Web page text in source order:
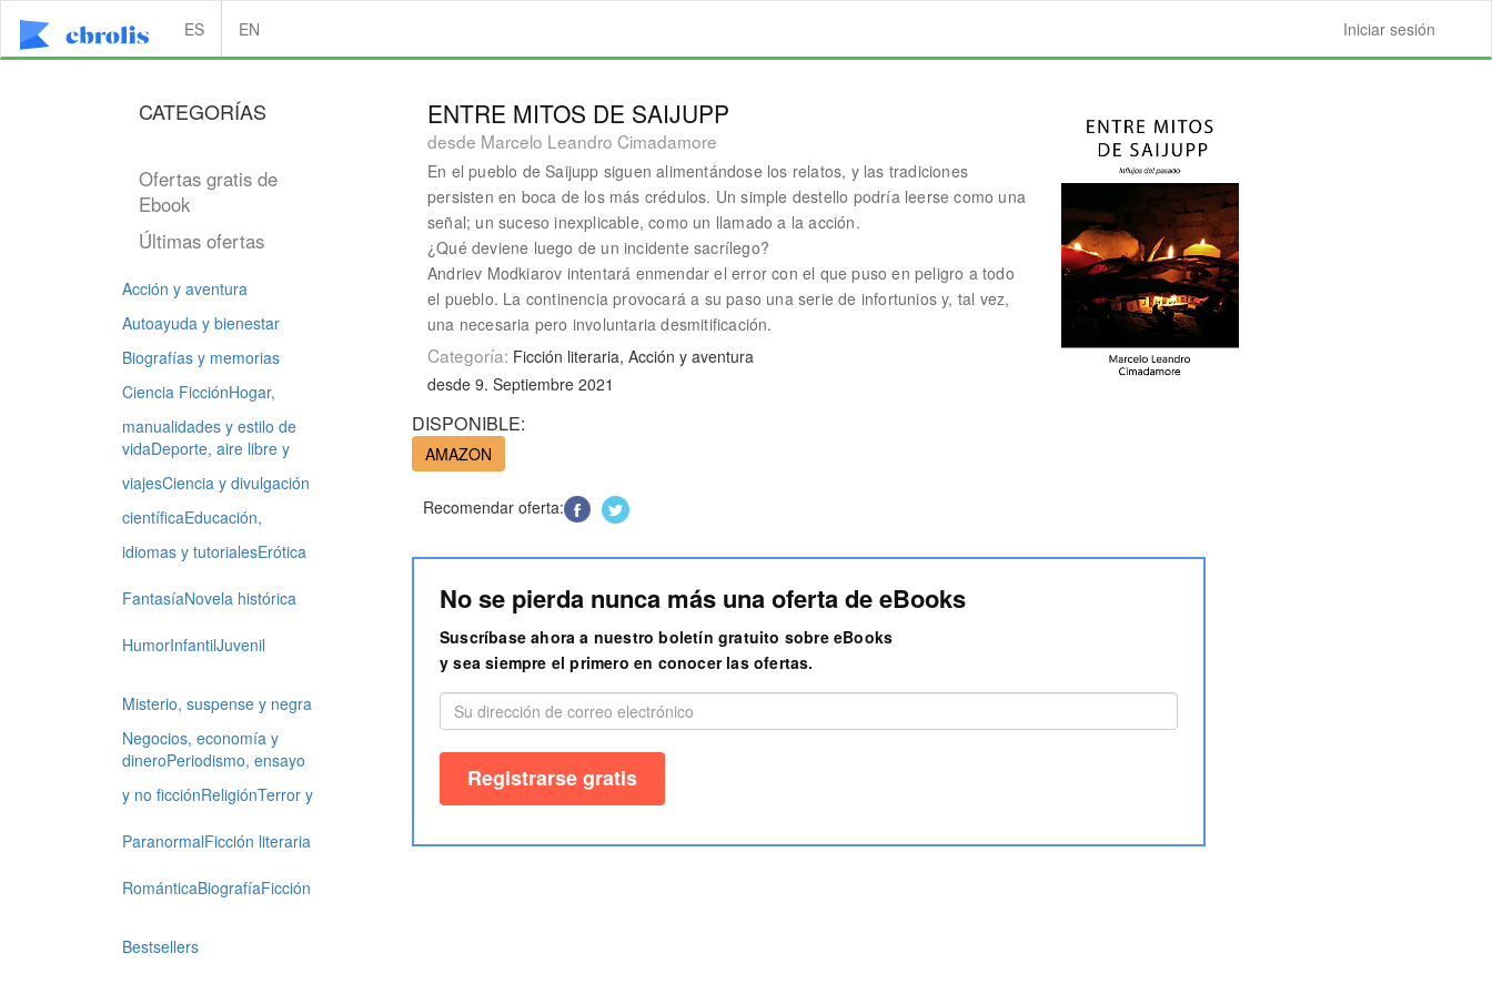
ES EN Iniciar sesión
CATEGORÍAS
Ofertas gratis de
Ebook
Últimas ofertas
Acción y aventura
Autoayuda y bienestar
Biografías y memorias
Ciencia FicciónHogar,
manualidades y estilo de
vidaDeporte, aire libre y
viajesCiencia y divulgación
científicaEducación,
idiomas y tutorialesErótica
FantasíaNovela histórica
HumorInfantilJuvenil
Misterio, suspense y negra
Negocios, economía y
dineroPeriodismo, ensayo
y no ficciónReligiónTerror y
ParanormalFicción literaria
RománticaBiografíaFicción
Bestsellers
ENTRE MITOS DE SAIJUPP
desde Marcelo Leandro Cimadamore
En el pueblo de Saijupp siguen alimentándose los relatos, y las tradiciones
persisten en boca de los más crédulos. Un simple destello podría leerse como una
señal; un suceso inexplicable, como un llamado a la acción.
¿Qué deviene luego de un incidente sacrílego?
Andriev Modkiarov intentará enmendar el error con el que puso en peligro a todo
el pueblo. La continencia provocará a su paso una serie de infortunios y, tal vez,
una necesaria pero involuntaria desmitificación.
Categoría: Ficción literaria, Acción y aventura
desde 9. Septiembre 2021
DISPONIBLE:
AMAZON
Recomendar oferta:
No se pierda nunca más una oferta de eBooks
Suscríbase ahora a nuestro boletín gratuito sobre eBooks
y sea siempre el primero en conocer las ofertas.